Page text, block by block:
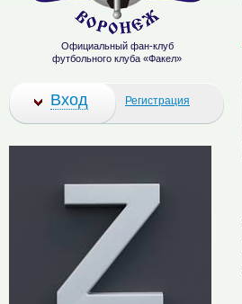
Официальный фан-клуб
футбольного клуба «Факел»
Вход Регистрация